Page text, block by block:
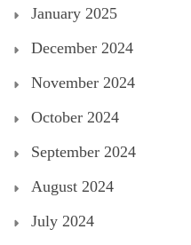
January 2025
December 2024
November 2024
October 2024
September 2024
August 2024
July 2024